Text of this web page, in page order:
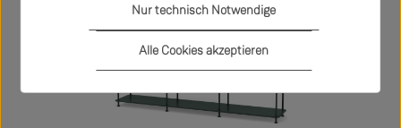
Nur technisch Notwendige
Alle Cookies akzeptieren